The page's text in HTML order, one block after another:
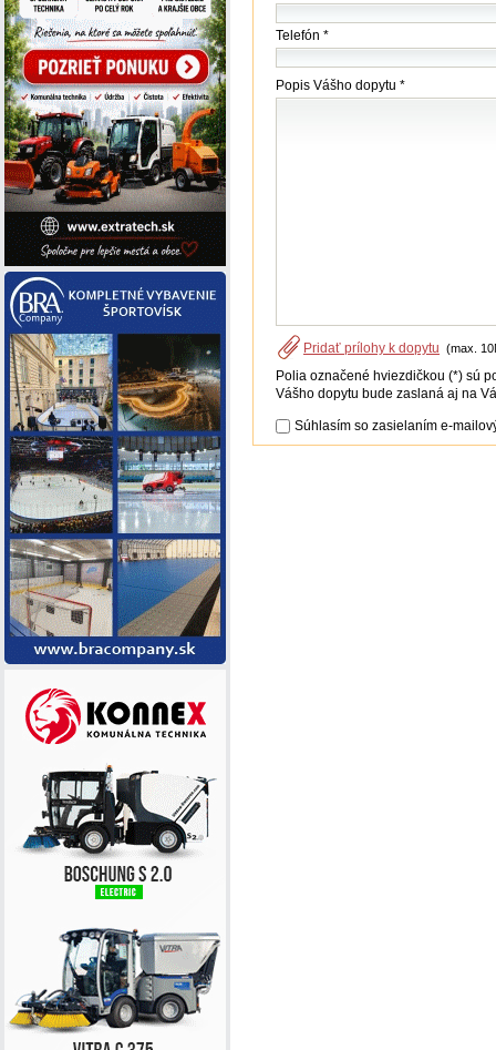
Telefón *
Popis Vášho dopytu *
Pridať prílohy k dopytu (max.
Polia označené hviezdičkou (*) sú
Vášho dopytu bude zaslaná aj na
Súhlasím so zasielaním e-